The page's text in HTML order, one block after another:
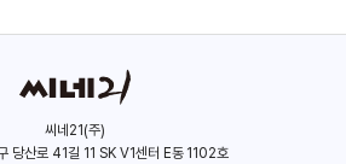
씨네21(주)
당산로 41길 11 SK V1센터 E동 1102호